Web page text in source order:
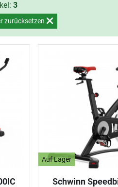
3
zurücksetzen
Auf Lager
Schwinn